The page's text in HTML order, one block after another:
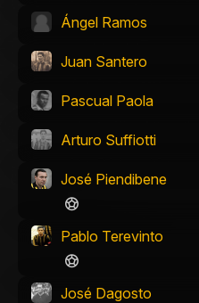
Ángel Ramos
Juan Santero
Pascual Paola
Arturo Suffiotti
José Piendibene
Pablo Terevinto
José Dagosto